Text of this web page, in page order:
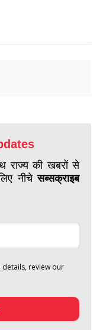
राज्य की खबरों से
नीचेसब्सक्राइब
details, review our